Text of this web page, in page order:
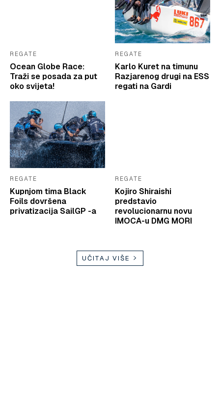
REGATE
Ocean Globe Race:
Traži se posada za put
oko svijeta!
REGATE
Karlo Kuret na timunu
Razjarenog drugi na ESS
regati na Gardi
REGATE
Kupnjom tima Black
Foils dovršena
privatizacija SailGP -a
REGATE
Kojiro Shiraishi
predstavio
revolucionarnu novu
IMOCA-u DMG MORI
UČITAJ VIŠE